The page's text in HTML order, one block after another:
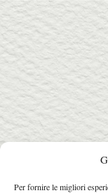
Per fornire le migliori